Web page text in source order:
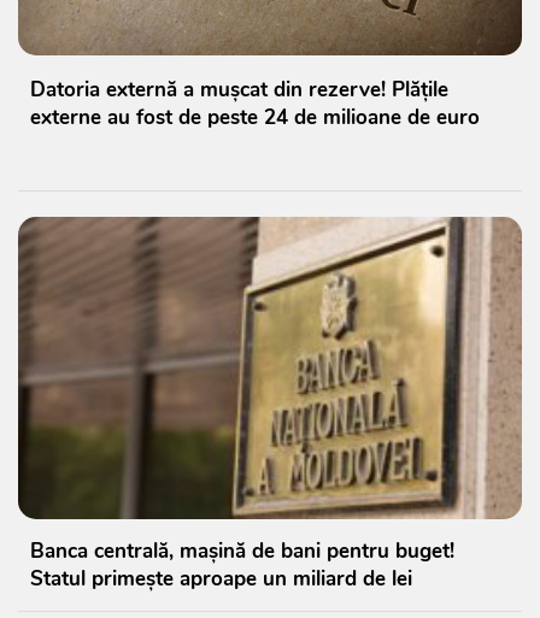
Datoria externă a mușcat din rezerve! Plățile
externe au fost de peste 24 de milioane de euro
Banca centrală, mașină de bani pentru buget!
Statul primește aproape un miliard de lei